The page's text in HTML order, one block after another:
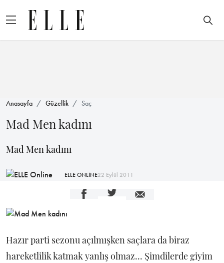
Anasayfa Güzellik Saç
Mad Men kadını
Mad Men kadını
ELLE ONLİNE22 Eylül 2011
Hazır parti sezonu açılmışken saçlara da biraz
hareketlilik katmak yanlış olmaz... Şimdilerde giyim